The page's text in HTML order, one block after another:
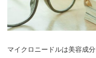
マイクロニードルは美容成